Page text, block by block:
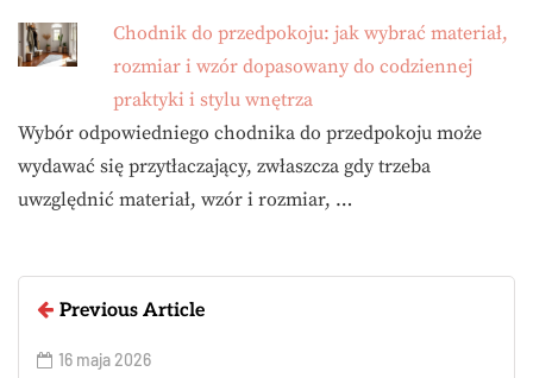
Chodnik do przedpokoju: jak wybrać materiał,
rozmiar i wzór dopasowany do codziennej
praktyki i stylu wnętrza
Wybór odpowiedniego chodnika do przedpokoju może
wydawać się przytłaczający, zwłaszcza gdy trzeba
uwzględnić materiał, wzór i rozmiar, …
Previous Article
16 maja 2026